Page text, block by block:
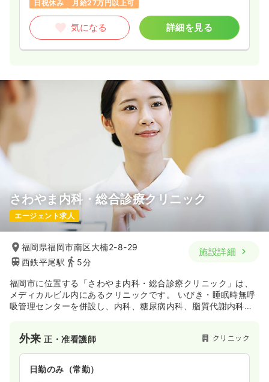
日祝休み
月給27万円以上可
気になる 詳細を見る
さわやま内科・総合診療クリニック
エージェント求人
福岡県福岡市南区大楠2-8-29
西鉄平尾駅
5分
施設詳細
福岡市に位置する「さわやま内科・総合診療クリニック」は、
メディカルビル内にあるクリニックです。 いびき・睡眠時無呼
吸管理センターを併設し、内科、糖尿病内科、脂質代謝内科、
防接種など多様なサービスを提供しており、専門的な知識と幅
広い診療経験を積みたい看護師の方に最適な環境です。
外来正・准看護師 クリニック
日勤のみ（常勤）